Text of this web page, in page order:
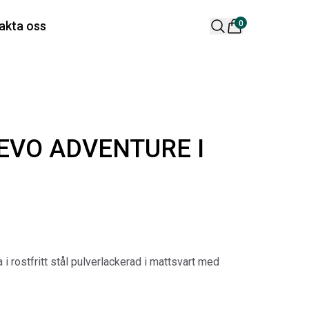
oss 0
är tom
RA0261
CREWCAB
ADVENTURE I
i rostfritt stål pulverlackerad i mattsvart med